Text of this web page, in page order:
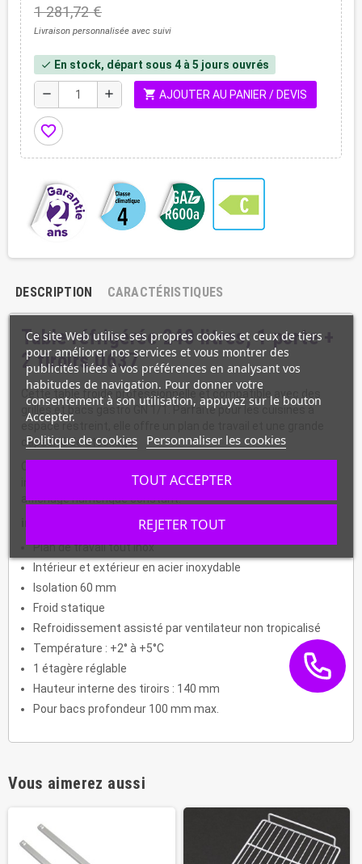
1 281,72 €
Livraison personnalisée avec suivi
check En stock, départ sous 4 à 5 jours ouvrés
remove add shopping_cart AJOUTER AU PANIER / DEVIS
favorite_border
DESCRIPTION CARACTÉRISTIQUES
Table réfrigérée 240 litres, 1 porte +
2 tiroirs U637
Cette table froide professionnelle et compatible avec des
grilles et bacs gastro GN 1/1. Parfaite pour les cuisines à
espace restreint, elle offre un plan de travail et une grande
capacité de stockage.
Commande entièrement automatique
affichage numérique constant.
Plan de travail tout inox
Intérieur et extérieur en acier inoxydable
Isolation 60 mm
Froid statique
Refroidissement assisté par ventilateur non tropicalisé
Température : +2° à +5°C
1 étagère réglable
Hauteur interne des tiroirs : 140 mm
Pour bacs profondeur 100 mm max.
Vous aimerez aussi
Ce site Web utilise ses propres cookies et ceux de tiers
pour améliorer nos services et vous montrer des
publicités liées à vos préférences en analysant vos
habitudes de navigation. Pour donner votre
consentement à son utilisation, appuyez sur le bouton
Accepter.
Politique de cookies Personnaliser les cookies
REJETER TOUT
TOUT ACCEPTER